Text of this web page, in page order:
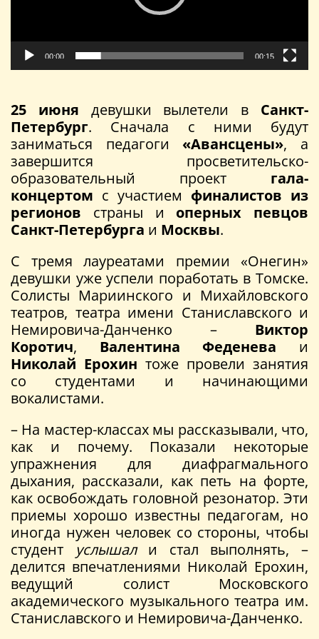
00:00 00:15
25 июня девушки вылетели в Санкт-
Петербург. Сначала с ними будут
заниматься педагоги«Авансцены», а
завершится просветительско-
образовательный проект гала-
концертом с участием финалистов из
регионов страны и оперных певцов
Санкт-Петербурга и Москвы.
С тремя лауреатами премии «Онегин»
девушки уже успели поработать в Томске.
Солисты Мариинского и Михайловского
театров, театра имени Станиславского и
Немировича-Данченко – Виктор
Коротич, Валентина Феденева и
Николай Ерохин тоже провели занятия
со студентами и начинающими
вокалистами.
– На мастер-классах мы рассказывали, что,
как и почему. Показали некоторые
упражнения для диафрагмального
дыхания, рассказали, как петь на форте,
как освобождать головной резонатор. Эти
приемы хорошо известны педагогам, но
иногда нужен человек со стороны, чтобы
студент услышал и стал выполнять, –
делится впечатлениями Николай Ерохин,
ведущий солист Московского
академического музыкального театра им.
Станиславского и Немировича-Данченко.